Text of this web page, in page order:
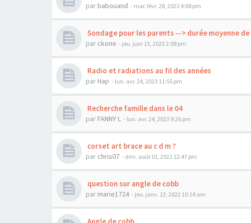
par babouand - mar. févr. 28, 2023 4:08 pm
Sondage pour les parents --> durée moyenne
par ckone - jeu. juin 15, 2023 2:08 pm
Radio et radiations au fil des années
par Hap - lun. avr. 24, 2023 11:55 pm
Recherche famille dans le 04
par FANNY L - lun. avr. 24, 2023 9:26 pm
corset art brace au c d m ?
par chris07 - dim. août 01, 2021 12:47 pm
question sur angle de cobb
par marie1724 - jeu. janv. 13, 2022 10:14 am